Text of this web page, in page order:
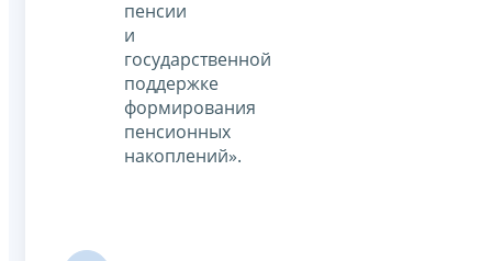
пенсии
и
государственной
поддержке
формирования
пенсионных
накоплений».